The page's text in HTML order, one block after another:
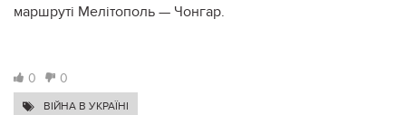
маршруті Мелітополь — Чонгар.
0 0
ВІЙНА В УКРАЇНІ